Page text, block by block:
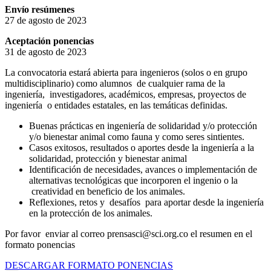
Envío resúmenes
27 de agosto de 2023
Aceptación ponencias
31 de agosto de 2023
La convocatoria estará abierta para ingenieros (solos o en grupo
multidisciplinario) como alumnos de cualquier rama de la
ingeniería, investigadores, académicos, empresas, proyectos de
ingeniería o entidades estatales, en las temáticas definidas.
Buenas prácticas en ingeniería de solidaridad y/o protección
y/o bienestar animal como fauna y como seres sintientes.
Casos exitosos, resultados o aportes desde la ingeniería a la
solidaridad, protección y bienestar animal
Identificación de necesidades, avances o implementación de
alternativas tecnológicas que incorporen el ingenio o la
creatividad en beneficio de los animales.
Reflexiones, retos y desafíos para aportar desde la ingeniería
en la protección de los animales.
Por favor enviar al correo prensasci@sci.org.co el resumen en el
formato ponencias
DESCARGAR FORMATO PONENCIAS